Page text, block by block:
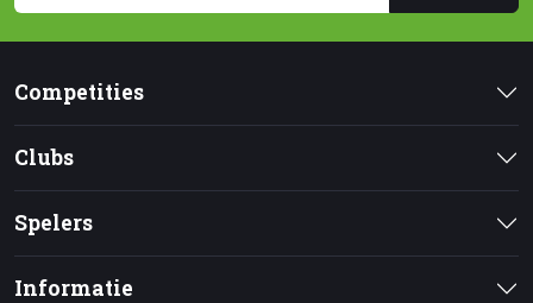
Competities
Clubs
Spelers
Informatie